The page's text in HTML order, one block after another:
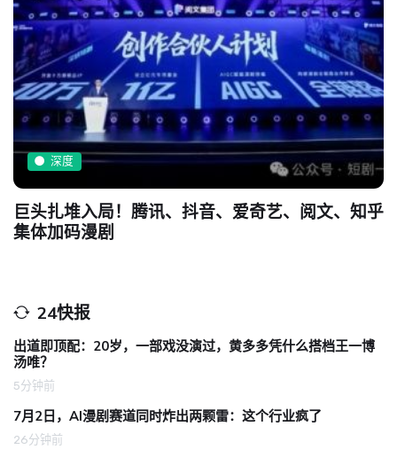
深度
巨头扎堆入局！腾讯、抖音、爱奇艺、阅文、知乎
集体加码漫剧
24快报
出道即顶配：20岁，一部戏没演过，黄多多凭什么搭档王一博
汤唯？
5分钟前
7月2日，AI漫剧赛道同时炸出两颗雷：这个行业疯了
26分钟前